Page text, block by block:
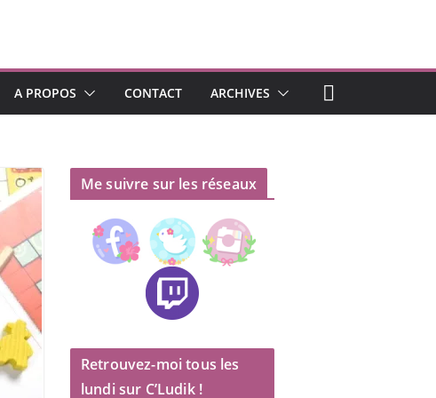
A PROPOS CONTACT ARCHIVES
Me suivre sur les réseaux
Retrouvez-moi tous les
lundi sur C’Ludik !